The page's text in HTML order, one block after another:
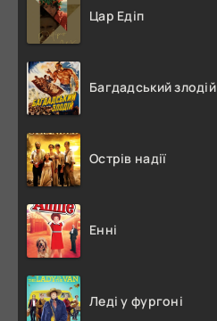
Цар Едіп
Багдадський злодій
Острів надії
Енні
Леді у фургоні